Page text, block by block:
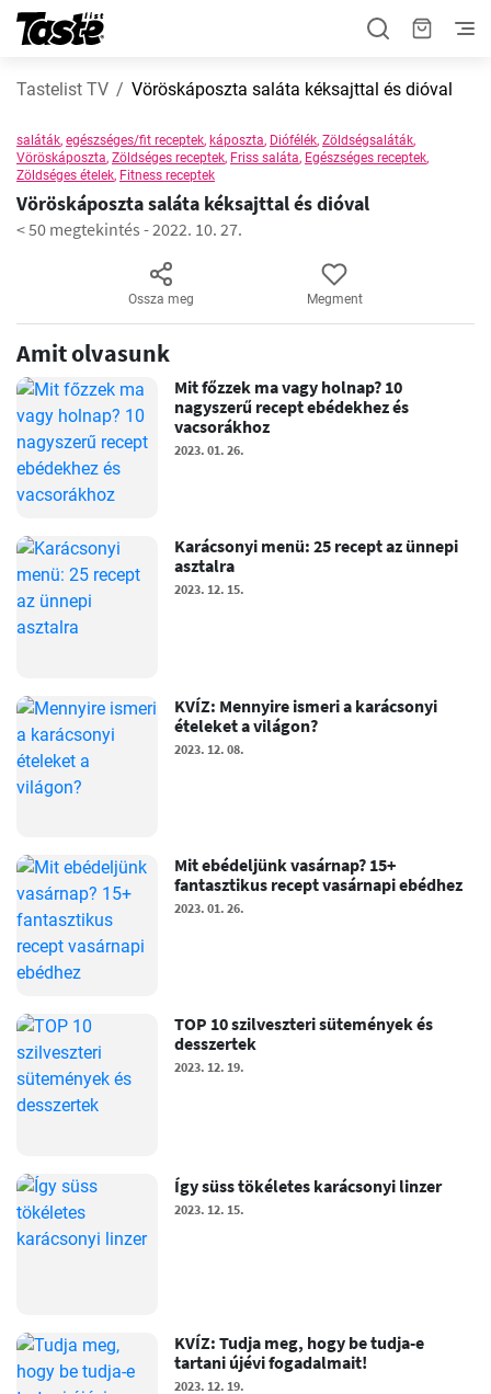
Tastelist TV Vöröskáposzta saláta kéksajttal és dióval
saláták, egészséges/fit receptek, káposzta, Diófélék, Zöldségsaláták,
Vöröskáposzta, Zöldséges receptek, Friss saláta, Egészséges receptek,
Zöldséges ételek, Fitness receptek
Vöröskáposzta saláta kéksajttal és dióval
< 50 megtekintés -2022. 10. 27.
Ossza meg Megment
Amit olvasunk
Mit főzzek ma vagy holnap? 10
nagyszerű recept ebédekhez és
vacsorákhoz
2023. 01. 26.
Karácsonyi menü: 25 recept az ünnepi
asztalra
2023. 12. 15.
KVÍZ: Mennyire ismeri a karácsonyi
ételeket a világon?
2023. 12. 08.
Mit ebédeljünk vasárnap? 15+
fantasztikus recept vasárnapi ebédhez
2023. 01. 26.
TOP 10 szilveszteri sütemények és
desszertek
2023. 12. 19.
Így süss tökéletes karácsonyi linzer
2023. 12. 15.
KVÍZ: Tudja meg, hogy be tudja-e
tartani újévi fogadalmait!
2023. 12. 19.